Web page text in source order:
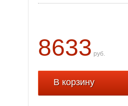
8633 руб.
В корзину